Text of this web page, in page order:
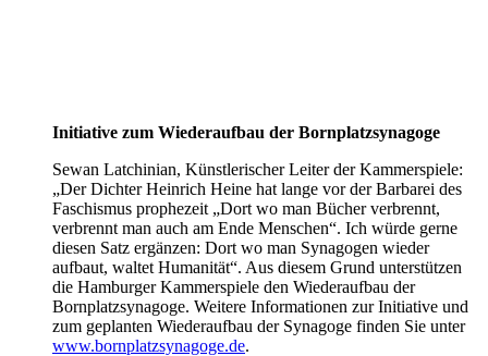
Initiative zum Wiederaufbau der Bornplatzsynagoge
Sewan Latchinian, Künstlerischer Leiter der Kammerspiele:
„Der Dichter Heinrich Heine hat lange vor der Barbarei des
Faschismus prophezeit „Dort wo man Bücher verbrennt,
verbrennt man auch am Ende Menschen“. Ich würde gerne
diesen Satz ergänzen: Dort wo man Synagogen wieder
aufbaut, waltet Humanität“. Aus diesem Grund unterstützen
die Hamburger Kammerspiele den Wiederaufbau der
Bornplatzsynagoge. Weitere Informationen zur Initiative und
zum geplanten Wiederaufbau der Synagoge finden Sie unter
www.bornplatzsynagoge.de.